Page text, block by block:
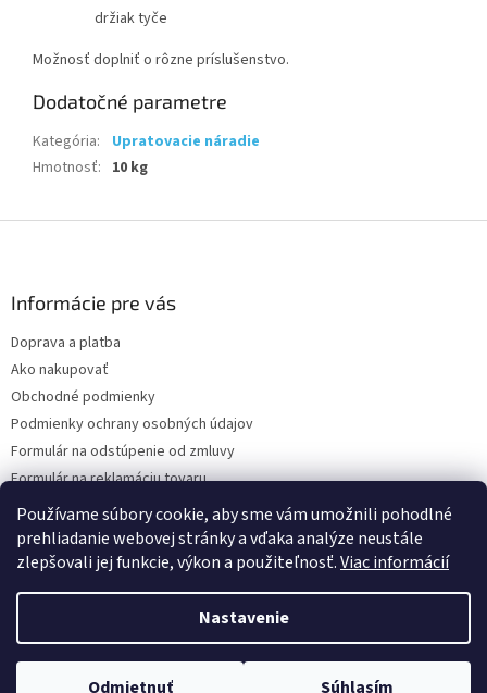
Používame súbory cookie, aby sme vám umožnili pohodlné
prehliadanie webovej stránky a vďaka analýze neustále
zlepšovali jej funkcie, výkon a použiteľnosť.Viac informácií
Nastavenie
Odmietnuť Súhlasím
držiak tyče
Možnosť doplniť o rôzne príslušenstvo.
Dodatočné parametre
Kategória:
Upratovacie náradie
Hmotnosť: 10 kg
Informácie pre vás
Doprava a platba
Ako nakupovať
Obchodné podmienky
Podmienky ochrany osobných údajov
Formulár na odstúpenie od zmluvy
Formulár na reklamáciu tovaru
Kontakty
Copyright 2026www.hygart.sk. Všetky práva vyhradené.Upraviť